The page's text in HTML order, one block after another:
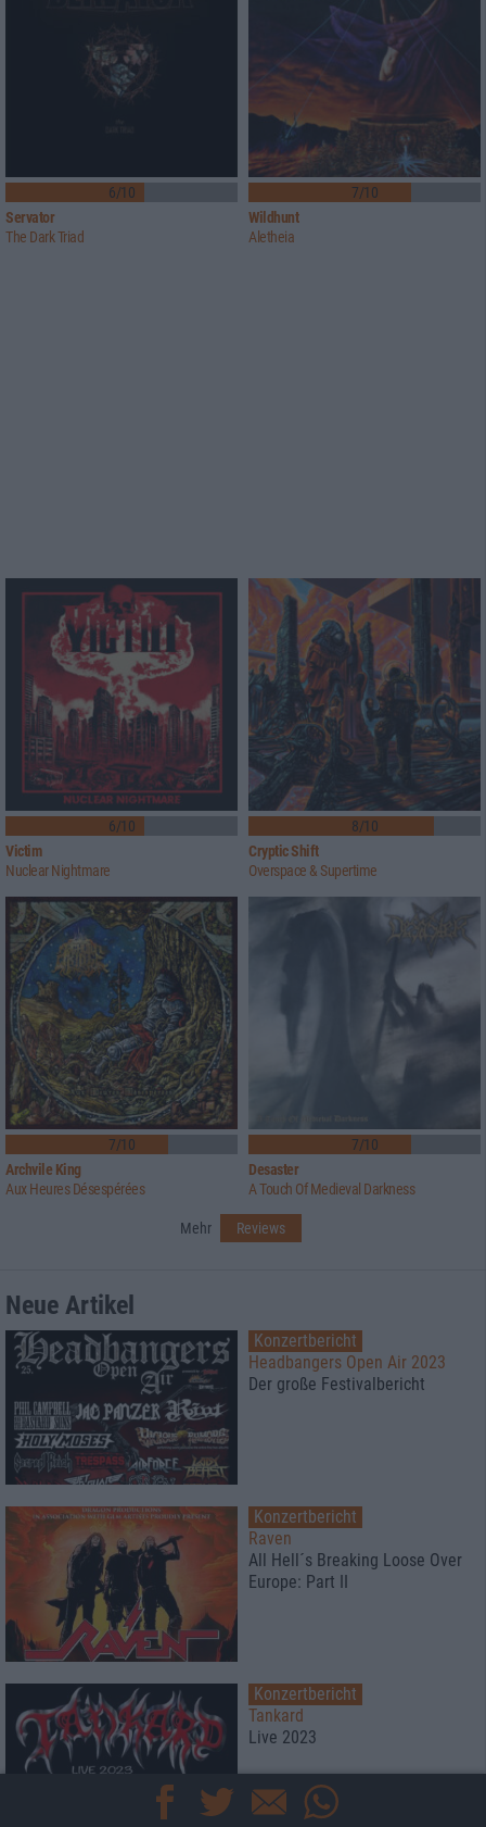
6/10
Servator
The Dark Triad
7/10
Wildhunt
Aletheia
6/10
Victim
Nuclear Nightmare
8/10
Cryptic Shift
Overspace & Supertime
7/10
Archvile King
Aux Heures Désespérées
7/10
Desaster
A Touch Of Medieval Darkness
Mehr Reviews
Neue Artikel
Konzertbericht
Headbangers Open Air 2023
Der große Festivalbericht
Konzertbericht
Raven
All Hell´s Breaking Loose Over
Europe: Part II
Konzertbericht
Tankard
Live 2023